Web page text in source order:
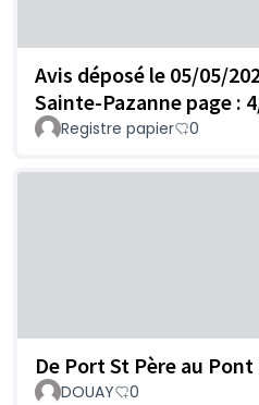
Avis déposé le 05/05/
Sainte-Pazanne page :
Registre papier 0
De Port St Père au
DOUAY 0